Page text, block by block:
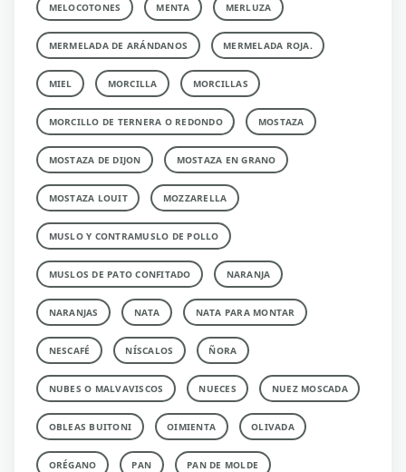
MELOCOTONES MENTA MERLUZA
MERMELADA DE ARÁNDANOS MERMELADA ROJA.
MIEL MORCILLA MORCILLAS
MORCILLO DE TERNERA O REDONDO MOSTAZA
MOSTAZA DE DIJON MOSTAZA EN GRANO
MOSTAZA LOUIT MOZZARELLA
MUSLO Y CONTRAMUSLO DE POLLO
MUSLOS DE PATO CONFITADO NARANJA
NARANJAS NATA NATA PARA MONTAR
NESCAFÉ NÍSCALOS ÑORA
NUBES O MALVAVISCOS NUECES NUEZ MOSCADA
OBLEAS BUITONI OIMIENTA OLIVADA
ORÉGANO PAN PAN DE MOLDE